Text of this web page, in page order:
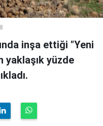
inşa ettiği "Yeni
yaklaşık yüzde